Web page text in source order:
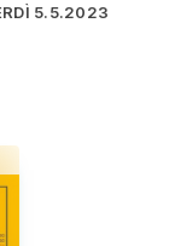
5.5.2023